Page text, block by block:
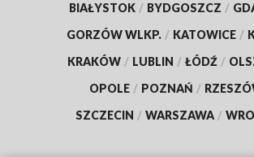
BIAŁYSTOK / BYDGOSZCZ /
GORZÓW WLKP. / KATOWICE /
KRAKÓW / LUBLIN / ŁÓDŹ /
OPOLE / POZNAŃ /
SZCZECIN / WARSZAWA /